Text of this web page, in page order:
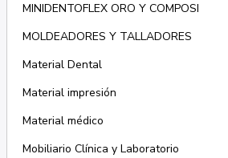
MINIDENTOFLEX ORO Y COMPOSI
MOLDEADORES Y TALLADORES
Material Dental
Material impresión
Material médico
Mobiliario Clínica y Laboratorio